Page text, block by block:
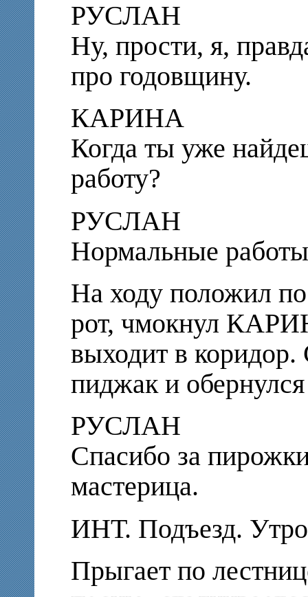
РУСЛАН
Ну, прости, я,
про годовщину.
КАРИНА
Когда ты уже
работу?
РУСЛАН
Нормальные
На ходу положил
рот, чмокнул
выходит в
пиджак и обернулся
РУСЛАН
Спасибо за
мастерица.
ИНТ. Подъезд. Утро
Прыгает по